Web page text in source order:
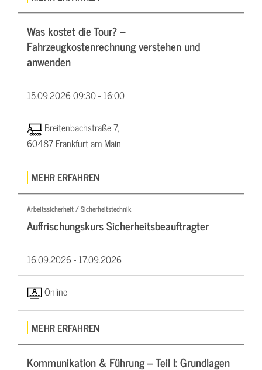
Was kostet die Tour? –
Fahrzeugkostenrechnung verstehen und
anwenden
15.09.202609:30 - 16:00
Breitenbachstraße 7,
60487 Frankfurt am Main
MEHR ERFAHREN
Arbeitssicherheit / Sicherheitstechnik
Auffrischungskurs Sicherheitsbeauftragter
16.09.2026 -17.09.2026
Online
MEHR ERFAHREN
Kommunikation & Führung – Teil I: Grundlagen